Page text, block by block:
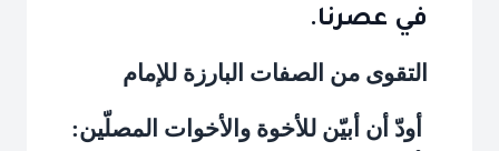
في عصرنا.
التقوى من الصفات البارزة للإمام
أودّ أن أبيّن للأخوة والأخوات المصلّين: